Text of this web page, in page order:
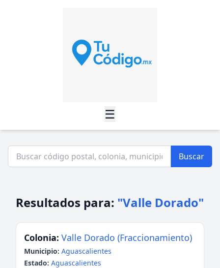
☰
Buscar
Resultados para: "Valle Dorado"
Colonia: Valle Dorado (Fraccionamiento)
Municipio: Aguascalientes
Estado: Aguascalientes